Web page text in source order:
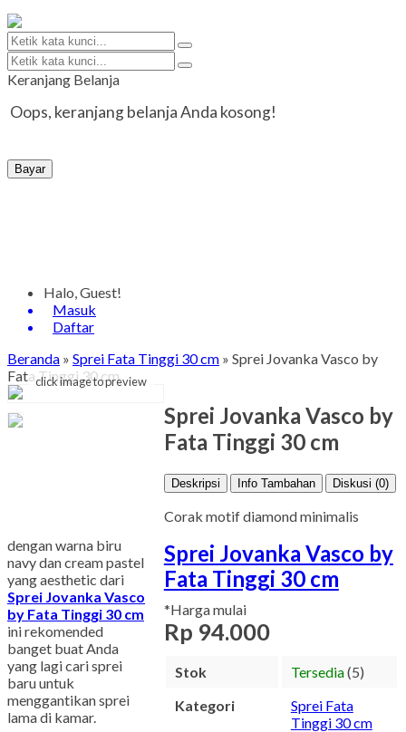
Keranjang Belanja
Oops, keranjang belanja Anda kosong!
Bayar
Halo, Guest!
Masuk
Daftar
Beranda » Sprei Fata Tinggi 30 cm » Sprei Jovanka Vasco by
Fata Tinggi 30 cm
click image to preview
Sprei Jovanka Vasco by
Fata Tinggi 30 cm
*Harga mulai
Rp 94.000
Stok Tersedia(5)
Kategori
Sprei Fata
Tinggi 30 cm
Sprei Jovanka Vasco by
Fata Tinggi 30 cm
Deskripsi Info Tambahan Diskusi (0)
Corak motif diamond minimalis
dengan warna biru
navy dan cream pastel
yang aesthetic dari
Sprei Jovanka Vasco
by Fata Tinggi 30 cm
ini rekomended
banget buat Anda
yang lagi cari sprei
baru untuk
menggantikan sprei
lama di kamar.